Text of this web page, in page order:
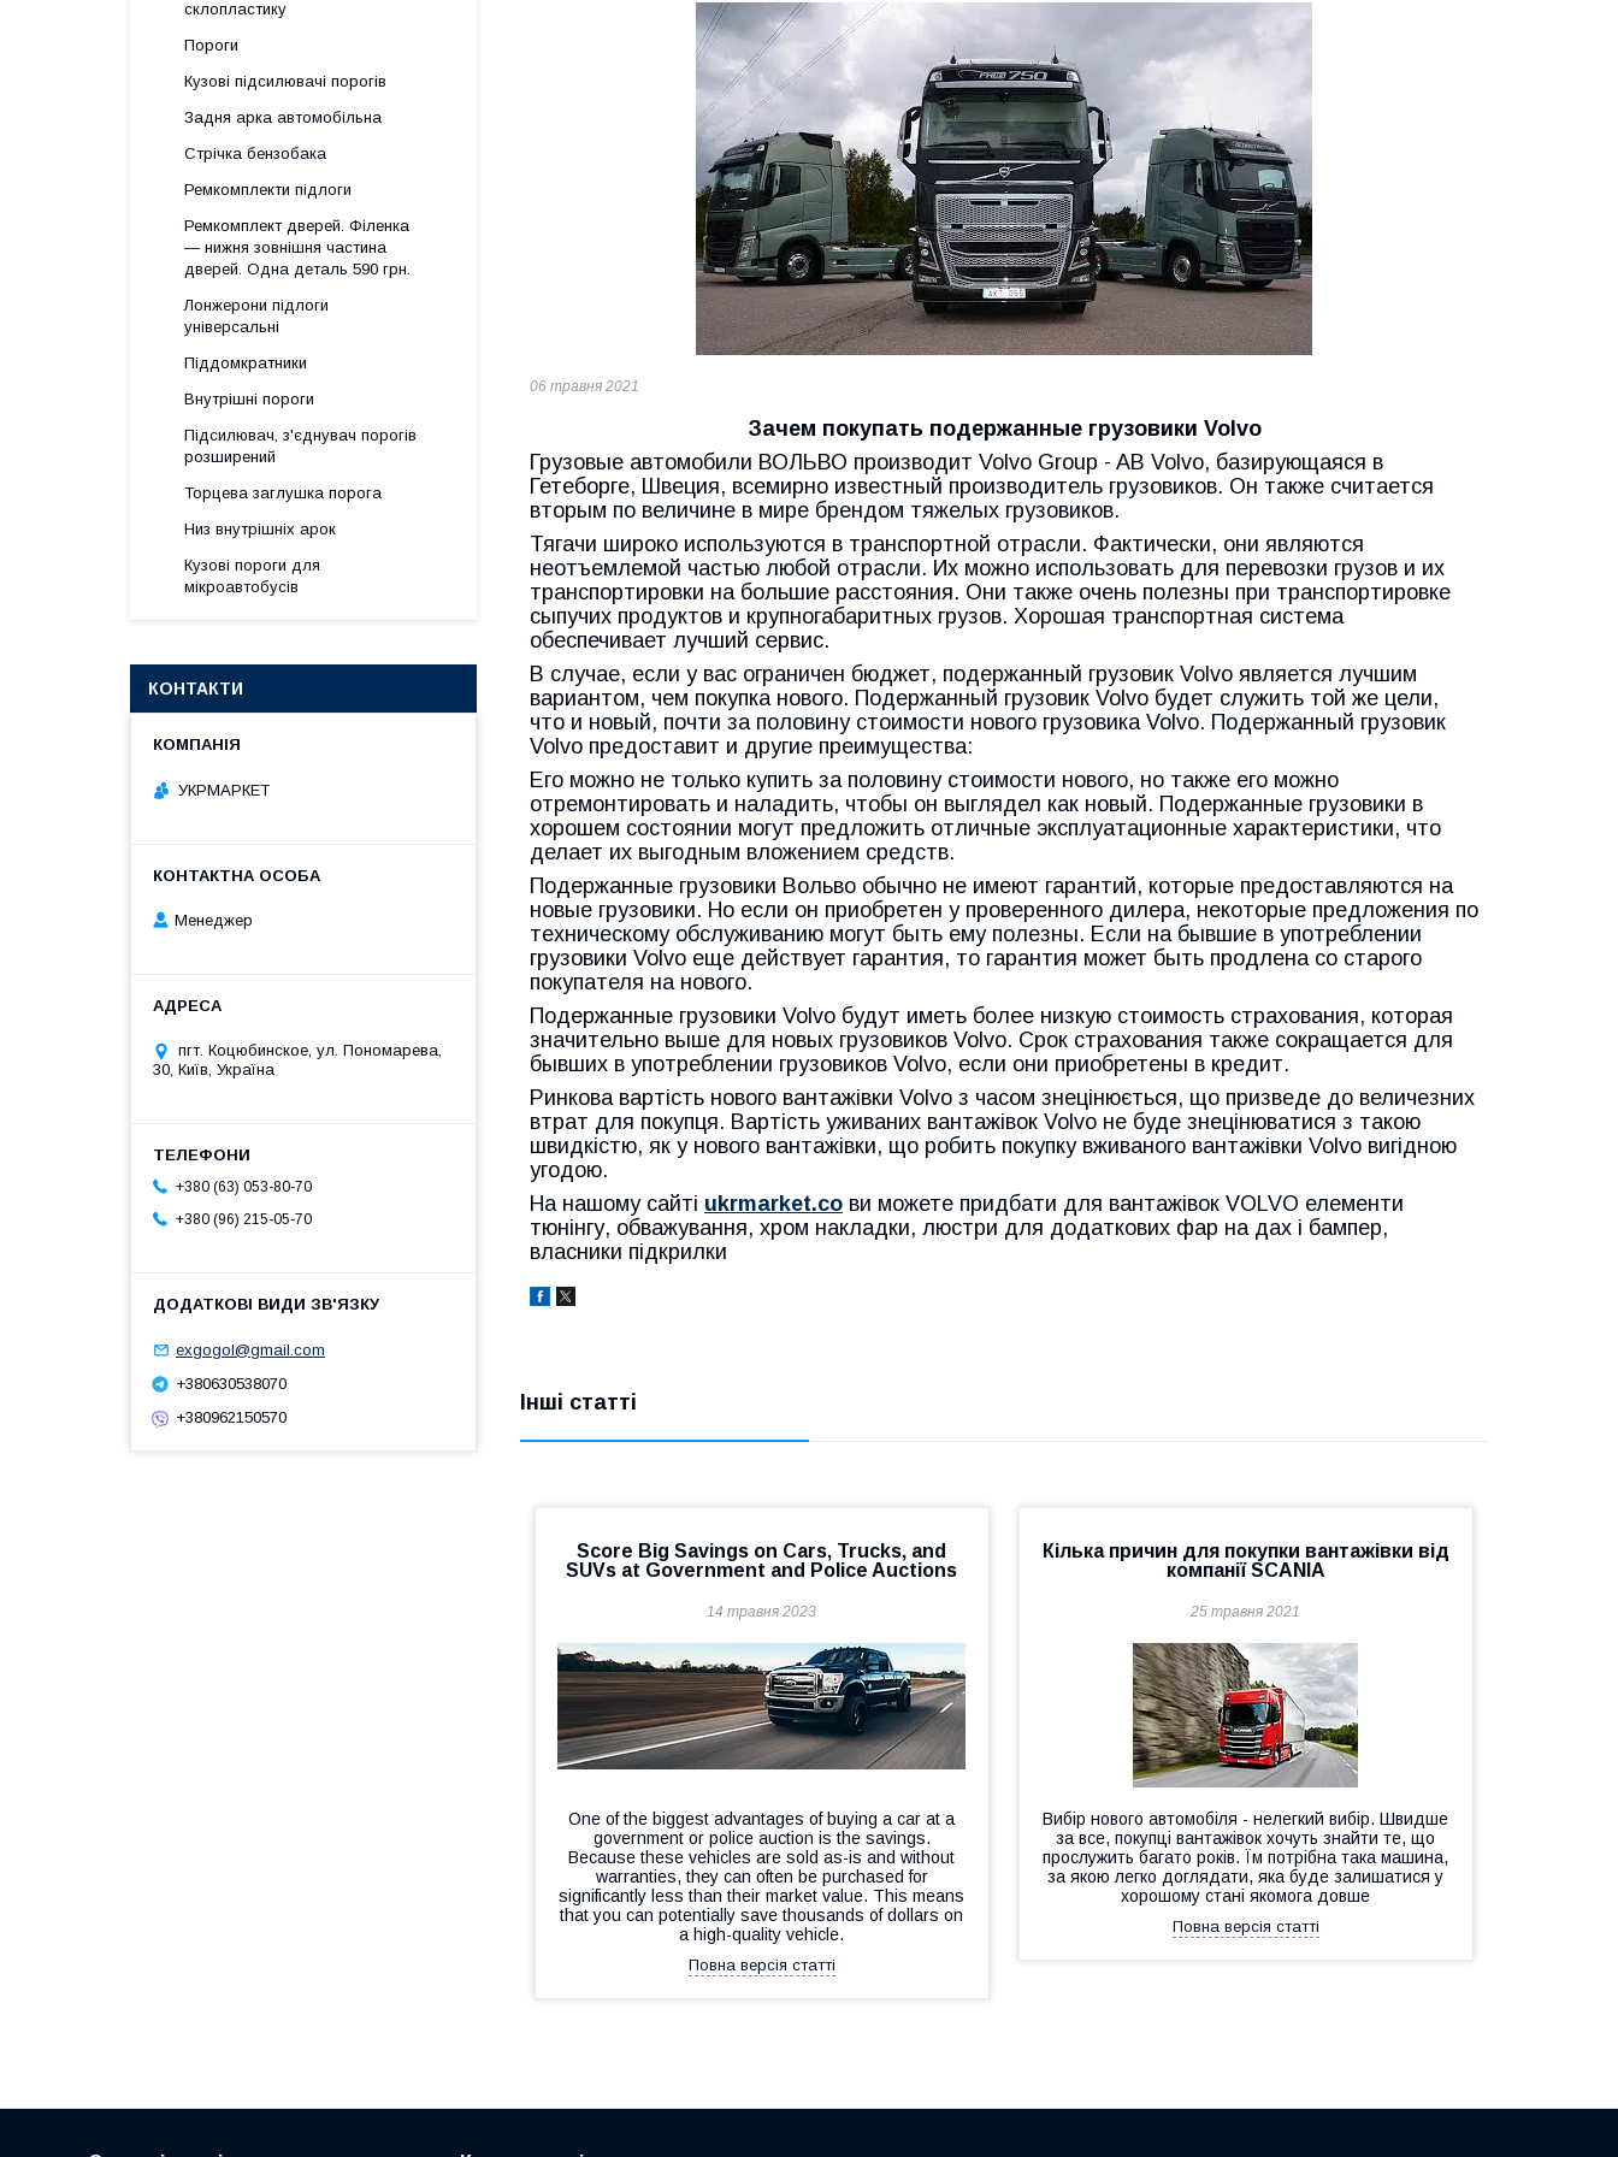
06 травня 2021
Зачем покупать подержанные грузовики Volvo
Грузовые автомобили ВОЛЬВО производит Volvo Group - AB Volvo, базирующаяся в
Гетеборге, Швеция, всемирно известный производитель грузовиков. Он также считается
вторым по величине в мире брендом тяжелых грузовиков.
Тягачи широко используются в транспортной отрасли. Фактически, они являются
неотъемлемой частью любой отрасли. Их можно использовать для перевозки грузов и их
транспортировки на большие расстояния. Они также очень полезны при транспортировке
сыпучих продуктов и крупногабаритных грузов. Хорошая транспортная система
обеспечивает лучший сервис.
В случае, если у вас ограничен бюджет, подержанный грузовик Volvo является лучшим
вариантом, чем покупка нового. Подержанный грузовик Volvo будет служить той же цели,
что и новый, почти за половину стоимости нового грузовика Volvo. Подержанный грузовик
Volvo предоставит и другие преимущества:
Его можно не только купить за половину стоимости нового, но также его можно
отремонтировать и наладить, чтобы он выглядел как новый. Подержанные грузовики в
хорошем состоянии могут предложить отличные эксплуатационные характеристики, что
делает их выгодным вложением средств.
Подержанные грузовики Вольво обычно не имеют гарантий, которые предоставляются на
новые грузовики. Но если он приобретен у проверенного дилера, некоторые предложения по
техническому обслуживанию могут быть ему полезны. Если на бывшие в употреблении
грузовики Volvo еще действует гарантия, то гарантия может быть продлена со старого
покупателя на нового.
Подержанные грузовики Volvo будут иметь более низкую стоимость страхования, которая
значительно выше для новых грузовиков Volvo. Срок страхования также сокращается для
бывших в употреблении грузовиков Volvo, если они приобретены в кредит.
Ринкова вартість нового вантажівки Volvo з часом знецінюється, що призведе до величезних
втрат для покупця. Вартість уживаних вантажівок Volvo не буде знецінюватися з такою
швидкістю, як у нового вантажівки, що робить покупку вживаного вантажівки Volvo вигідною
угодою.
На нашому сайті ukrmarket.co ви можете придбати для вантажівок VOLVO елементи
тюнінгу, обважування, хром накладки, люстри для додаткових фар на дах і бампер,
власники підкрилки
Інші статті
Score Big Savings on Cars, Trucks, and
SUVs at Government and Police Auctions
14 травня 2023
One of the biggest advantages of buying a car at a
government or police auction is the savings.
Because these vehicles are sold as-is and without
warranties, they can often be purchased for
significantly less than their market value. This means
that you can potentially save thousands of dollars on
a high-quality vehicle.
Повна версія статті
Кілька причин для покупки вантажівки від
компанії SCANIA
25 травня 2021
Вибір нового автомобіля - нелегкий вибір. Швидше
за все, покупці вантажівок хочуть знайти те, що
прослужить багато років. Їм потрібна така машина,
за якою легко доглядати, яка буде залишатися у
хорошому стані якомога довше
Повна версія статті
склопластику
Пороги
Кузові підсилювачі порогів
Задня арка автомобільна
Стрічка бензобака
Ремкомплекти підлоги
Ремкомплект дверей. Філенка
— нижня зовнішня частина
дверей. Одна деталь 590 грн.
Лонжерони підлоги
універсальні
Піддомкратники
Внутрішні пороги
Підсилювач, з'єднувач порогів
розширений
Торцева заглушка порога
Низ внутрішніх арок
Кузові пороги для
мікроавтобусів
КОНТАКТИ
УКРМАРКЕТ
Менеджер
пгт. Коцюбинское, ул. Пономарева,
30, Київ, Україна
+380 (63) 053-80-70
+380 (96) 215-05-70
exgogol@gmail.com
+380630538070
+380962150570